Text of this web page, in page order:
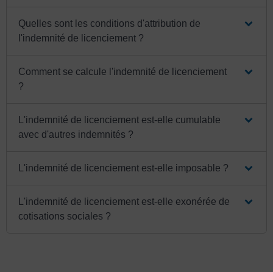
Quelles sont les conditions d'attribution de
l'indemnité de licenciement ?
Comment se calcule l'indemnité de licenciement
?
L'indemnité de licenciement est-elle cumulable
avec d'autres indemnités ?
L'indemnité de licenciement est-elle imposable ?
L'indemnité de licenciement est-elle exonérée de
cotisations sociales ?